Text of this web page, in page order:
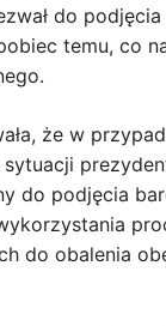
do
temu, co
że ​​w
do podjęcia
do obalenia